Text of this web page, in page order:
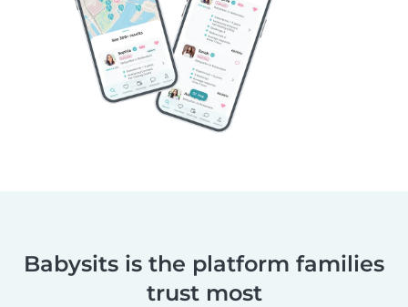
Babysits is the platform families
trust most